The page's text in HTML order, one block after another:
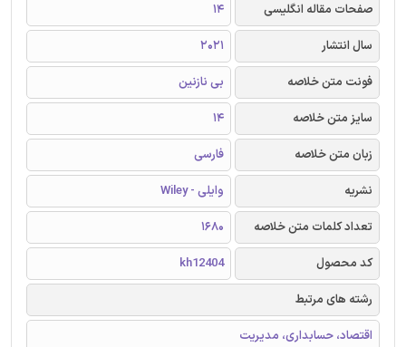
صفحات مقاله انگلیسی
14
سال انتشار
2021
فونت متن خلاصه
بی نازنین
سایز متن خلاصه
14
زبان متن خلاصه
فارسی
نشریه
وایلی - Wiley
تعداد کلمات متن خلاصه
1680
کد محصول
kh12404
رشته های مرتبط
اقتصاد، حسابداری، مدیریت